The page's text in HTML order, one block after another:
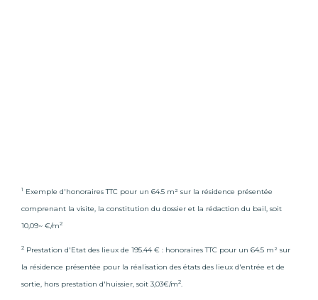
1 Exemple d'honoraires TTC pour un 64.5 m² sur la résidence présentée
comprenant la visite, la constitution du dossier et la rédaction du bail, soit
10,09~ €/m2
2 Prestation d'Etat des lieux de 195.44 € : honoraires TTC pour un 64.5 m² sur
la résidence présentée pour la réalisation des états des lieux d'entrée et de
sortie, hors prestation d'huissier, soit 3,03€/m2.